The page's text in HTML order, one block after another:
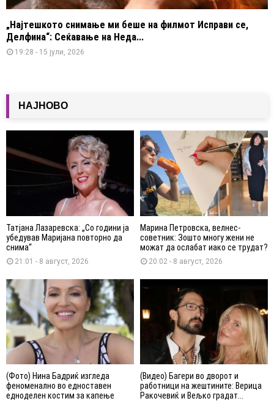
„Најтешкото снимање ми беше на филмот Исправи се,
Делфина“: Сеќавање на Неда...
19:28 - 15 јули, 2026
НАЈНОВО
Татјана Лазаревска: „Со години ја
убедував Маријана повторно да
снима“
21:01 - 8 август, 2026
Марина Петровска, велнес-
советник: Зошто многу жени не
можат да ослабат иако се трудат?
20:02 - 8 август, 2026
(Фото) Нина Бадриќ изгледа
феноменално во едноставен
едноделен костим за капење
(Видео) Багери во дворот и
работници на жештините: Верица
Ракочевиќ и Вељко градат...